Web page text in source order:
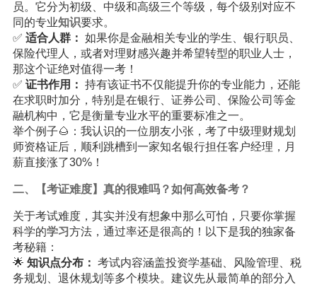
员。它分为初级、中级和高级三个等级，每个级别对应不
同的专业知识要求。
✅ 适合人群： 如果你是金融相关专业的学生、银行职员、
保险代理人，或者对理财感兴趣并希望转型的职业人士，
那这个证绝对值得一考！
✅ 证书作用： 持有该证书不仅能提升你的专业能力，还能
在求职时加分，特别是在银行、证券公司、保险公司等金
融机构中，它是衡量专业水平的重要标准之一。
举个例子🌰：我认识的一位朋友小张，考了中级理财规划
师资格证后，顺利跳槽到一家知名银行担任客户经理，月
薪直接涨了30%！
二、【考证难度】真的很难吗？如何高效备考？
关于考试难度，其实并没有想象中那么可怕，只要你掌握
科学的学习方法，通过率还是很高的！以下是我的独家备
考秘籍：
🌟 知识点分布： 考试内容涵盖投资学基础、风险管理、税
务规划、退休规划等多个模块。建议先从最简单的部分入